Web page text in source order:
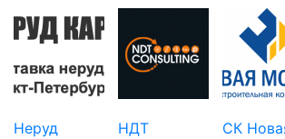
Неруд
НДТ
СК